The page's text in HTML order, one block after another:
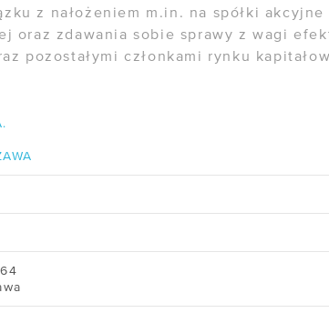
Kubernetes
usług chmurowych
wiedzy
R&D
z nałożeniem m.in. na spółki
oraz zdawania sobie sprawy z wagi
pozostałymi członkami rynku